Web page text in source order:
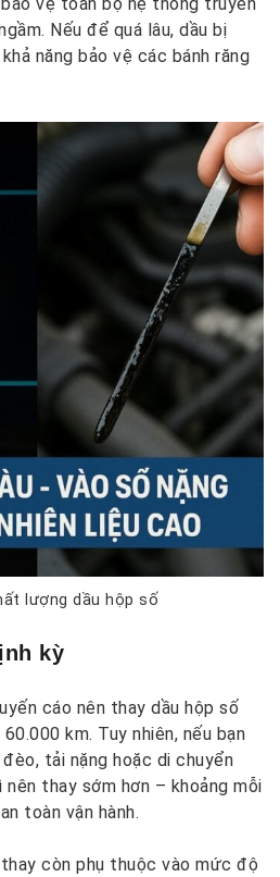
vệ toàn bộ hệ thống truyền
Nếu để quá lâu, dầu bị
năng bảo vệ các bánh răng
lượng dầu hộp số
kỳ
cáo nên thay dầu hộp số
km. Tuy nhiên, nếu bạn
tải nặng hoặc di chuyển
thay sớm hơn – khoảng mỗi
toàn vận hành.
còn phụ thuộc vào mức độ